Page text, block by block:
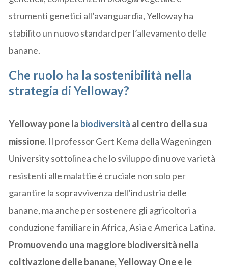
strumenti genetici all’avanguardia, Yelloway ha
stabilito un nuovo standard per l’allevamento delle
banane.
Che ruolo ha la sostenibilità nella
strategia di Yelloway?
Yelloway pone la biodiversità al centro della sua
missione. Il professor Gert Kema della Wageningen
University sottolinea che lo sviluppo di nuove varietà
resistenti alle malattie è cruciale non solo per
garantire la sopravvivenza dell’industria delle
banane, ma anche per sostenere gli agricoltori a
conduzione familiare in Africa, Asia e America Latina.
Promuovendo una maggiore biodiversità nella
coltivazione delle banane, Yelloway One e le